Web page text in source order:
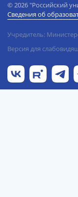
© 2026 "Российский
Сведения об
Учредитель:
Версия для